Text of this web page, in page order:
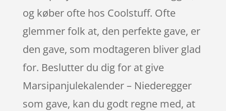
og køber ofte hos Coolstuff. Ofte
glemmer folk at, den perfekte gave, er
den gave, som modtageren bliver glad
for. Beslutter du dig for at give
Marsipanjulekalender – Niederegger
som gave, kan du godt regne med, at